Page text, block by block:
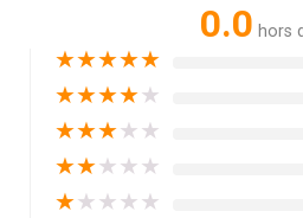
0.0 hors
★★★★★
★★★★★
★★★★★
★★★★★
★★★★★